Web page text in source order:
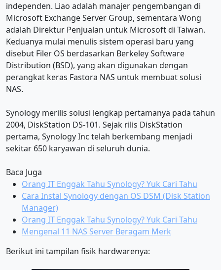
independen. Liao adalah manajer pengembangan di
Microsoft Exchange Server Group, sementara Wong
adalah Direktur Penjualan untuk Microsoft di Taiwan.
Keduanya mulai menulis sistem operasi baru yang
disebut Filer OS berdasarkan Berkeley Software
Distribution (BSD), yang akan digunakan dengan
perangkat keras Fastora NAS untuk membuat solusi
NAS.
Synology merilis solusi lengkap pertamanya pada tahun
2004, DiskStation DS-101. Sejak rilis DiskStation
pertama, Synology Inc telah berkembang menjadi
sekitar 650 karyawan di seluruh dunia.
Baca Juga
Orang IT Enggak Tahu Synology? Yuk Cari Tahu
Cara Instal Synology dengan OS DSM (Disk Station
Manager)
Orang IT Enggak Tahu Synology? Yuk Cari Tahu
Mengenal 11 NAS Server Beragam Merk
Berikut ini tampilan fisik hardwarenya: